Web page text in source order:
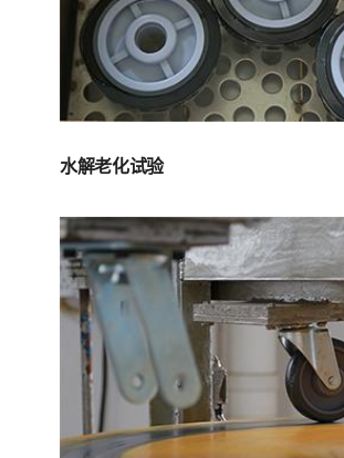
水解老化试验